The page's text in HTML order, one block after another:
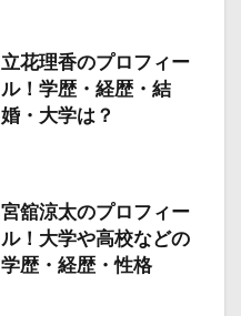
立花理香のプロフィー
ル！学歴・経歴・結
婚・大学は？
宮舘涼太のプロフィー
ル！大学や高校などの
学歴・経歴・性格